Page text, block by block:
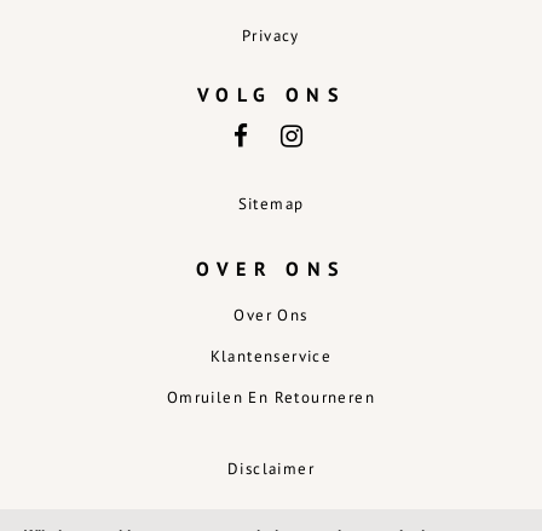
Privacy
OVER ONS
Over Ons
Klantenservice
Omruilen En Retourneren
Disclaimer
VOLG ONS
Sitemap